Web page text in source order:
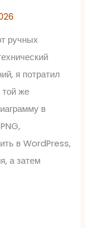
ручных
я потратил
же
в
в WordPress,
а затем